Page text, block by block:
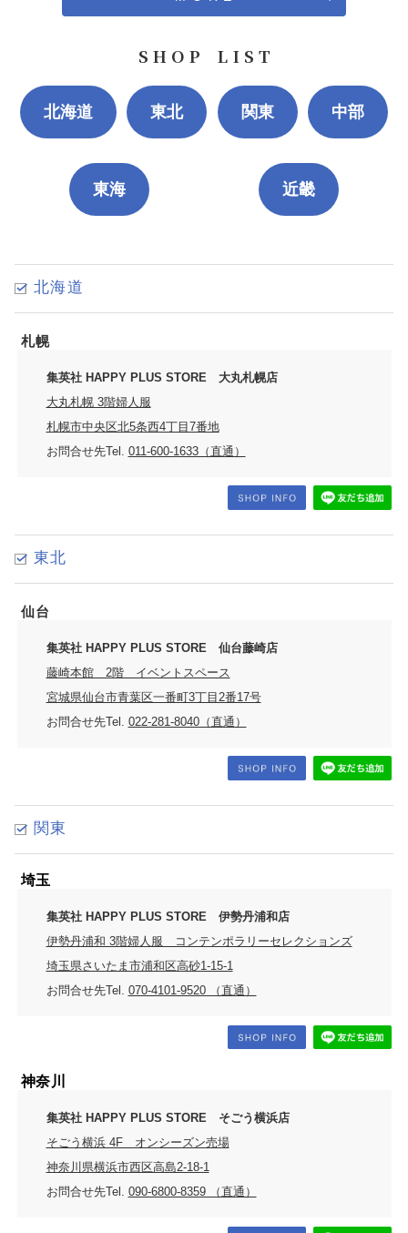
S H O P L I S T
北海道 東北 関東 中部
東海 近畿
北海道
札幌
集英社 HAPPY PLUS STORE 大丸札幌店
大丸札幌 3階婦人服
札幌市中央区北5条西4丁目7番地
お問合せ先Tel. 011-600-1633（直通）
東北
仙台
集英社 HAPPY PLUS STORE 仙台藤崎店
藤崎本館 2階 イベントスペース
宮城県仙台市青葉区一番町3丁目2番17号
お問合せ先Tel. 022-281-8040（直通）
関東
埼玉
集英社 HAPPY PLUS STORE 伊勢丹浦和店
伊勢丹浦和 3階婦人服 コンテンポラリーセレクションズ
埼玉県さいたま市浦和区高砂1-15-1
お問合せ先Tel. 070-4101-9520 （直通）
神奈川
集英社 HAPPY PLUS STORE そごう横浜店
そごう横浜 4F オンシーズン売場
神奈川県横浜市西区高島2-18-1
お問合せ先Tel. 090-6800-8359 （直通）